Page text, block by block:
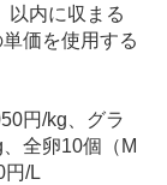
以内に収まる
価を使用する
円/kg、グラ
全卵10個（M
円/L